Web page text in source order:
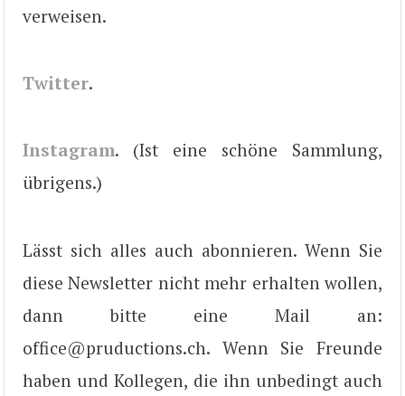
verweisen.
Twitter.
Instagram. (Ist eine schöne Sammlung,
übrigens.)
Lässt sich alles auch abonnieren. Wenn Sie
diese Newsletter nicht mehr erhalten wollen,
dann bitte eine Mail an:
office@pruductions.ch. Wenn Sie Freunde
haben und Kollegen, die ihn unbedingt auch